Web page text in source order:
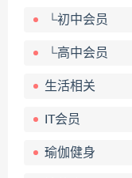
└初中会员
└高中会员
生活相关
IT会员
瑜伽健身